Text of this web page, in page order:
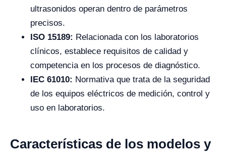
ultrasonidos operan dentro de parámetros
precisos.
ISO 15189: Relacionada con los laboratorios
clínicos, establece requisitos de calidad y
competencia en los procesos de diagnóstico.
IEC 61010: Normativa que trata de la seguridad
de los equipos eléctricos de medición, control y
uso en laboratorios.
Características de los modelos y